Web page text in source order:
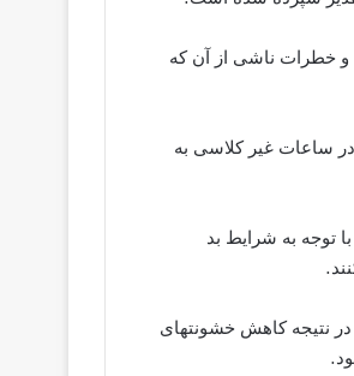
و خطرات ناشی از آن که
ساعات غیر کلاسی به
توجه به شرایط بد
در نتیجه کاهش خشونتهای